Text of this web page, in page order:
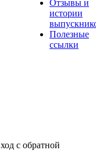
Отзывы и
истории
Полезные
ссылки
с обратной